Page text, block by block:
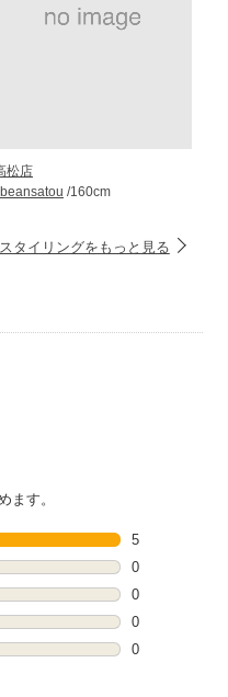
松店
/160cm
スタイリングをもっと見る